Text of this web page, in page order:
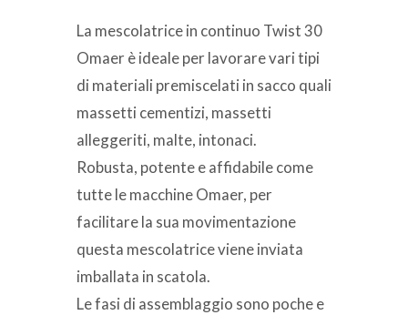
La mescolatrice in continuo Twist 30
Omaer è ideale per lavorare vari tipi
di materiali premiscelati in sacco quali
massetti cementizi, massetti
alleggeriti, malte, intonaci.
Robusta, potente e affidabile come
tutte le macchine Omaer, per
facilitare la sua movimentazione
questa mescolatrice viene inviata
imballata in scatola.
Le fasi di assemblaggio sono poche e